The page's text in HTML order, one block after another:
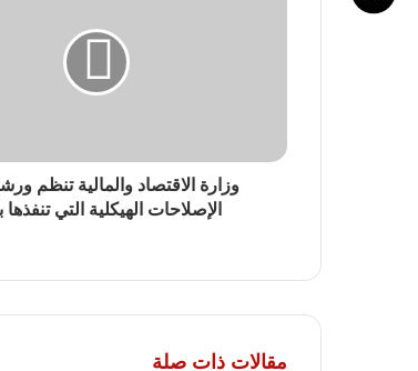
وزارة الاقتصاد والمالية تنظم
الإصلاحات الهيكلية التي تنفذها
مقالات ذات صلة